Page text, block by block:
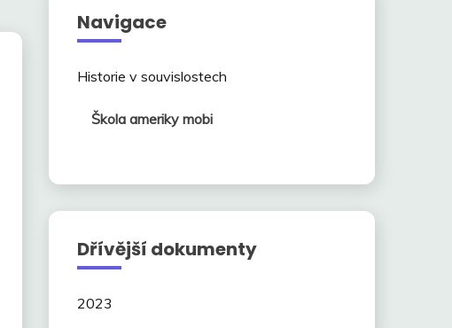
Navigace
Historie v souvislostech
Škola ameriky mobi
Dřívější dokumenty
2023